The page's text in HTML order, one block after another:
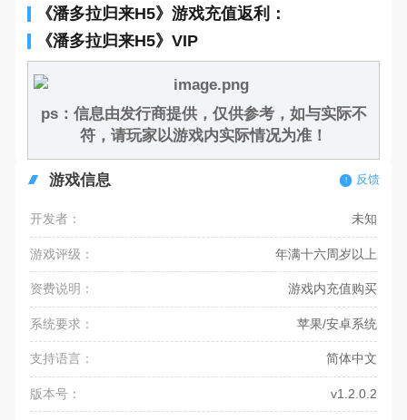
《潘多拉归来H5》游戏充值返利：
《潘多拉归来H5》VIP
ps：信息由发行商提供，仅供参考，如与实际不
符，请玩家以游戏内实际情况为准！
游戏信息 反馈
开发者： 未知
游戏评级： 年满十六周岁以上
资费说明： 游戏内充值购买
系统要求： 苹果/安卓系统
支持语言： 简体中文
版本号： v1.2.0.2